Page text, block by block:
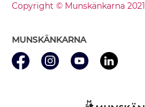
Copyright © Munskänkarna 2021
MUNSKÄNKARNA